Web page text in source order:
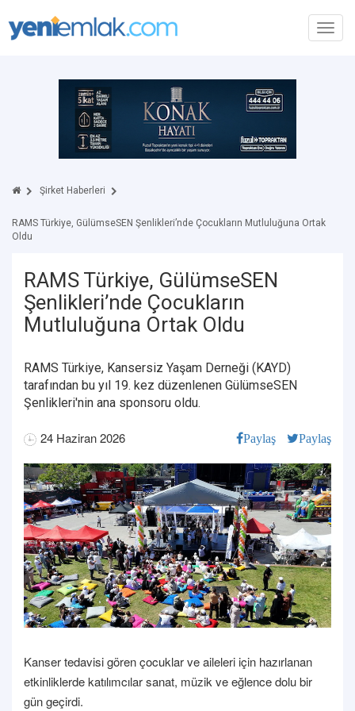
Şirket Haberleri
RAMS Türkiye, GülümseSEN Şenlikleri’nde Çocukların Mutluluğuna Ortak
Oldu
RAMS Türkiye, GülümseSEN
Şenlikleri’nde Çocukların
Mutluluğuna Ortak Oldu
RAMS Türkiye, Kansersiz Yaşam Derneği (KAYD)
tarafından bu yıl 19. kez düzenlenen GülümseSEN
Şenlikleri'nin ana sponsoru oldu.
24 Haziran 2026 Paylaş Paylaş
Kanser tedavisi gören çocuklar ve aileleri için hazırlanan
etkinliklerde katılımcılar sanat, müzik ve eğlence dolu bir
gün geçirdi.